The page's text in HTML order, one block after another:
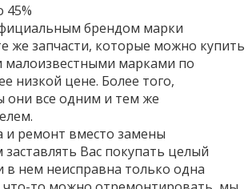
45%
брендом марки
же запчасти, которые можно купить
малоизвестными марками по
низкой цене. Более того,
они все одним и тем же
и ремонт вместо замены
Вас покупать целый
в нем неисправна только одна